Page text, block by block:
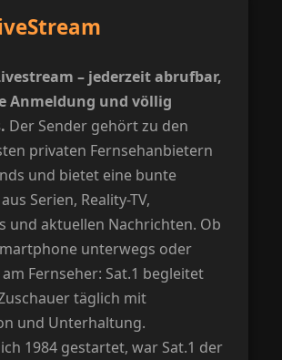
– jederzeit abrufbar,
Anmeldung und völlig
Der Sender gehört zu den
privaten Fernsehanbietern
und bietet eine bunte
Serien, Reality-TV,
und aktuellen Nachrichten. Ob
unterwegs oder
Fernseher: Sat.1 begleitet
täglich mit
und Unterhaltung.
1984 gestartet, war Sat.1 der